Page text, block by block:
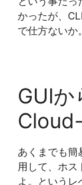
かったが、
で仕方ないか。
GUIか
あくまでも
用して、ホス
よ。というレ